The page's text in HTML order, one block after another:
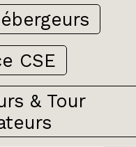
CSE
& Tour